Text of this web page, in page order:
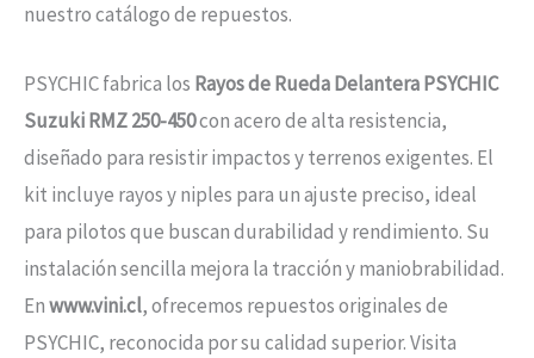
nuestro catálogo de repuestos.
PSYCHIC fabrica los Rayos de Rueda Delantera PSYCHIC
Suzuki RMZ 250-450con acero de alta resistencia,
diseñado para resistir impactos y terrenos exigentes. El
kit incluye rayos y niples para un ajuste preciso, ideal
para pilotos que buscan durabilidad y rendimiento. Su
instalación sencilla mejora la tracción y maniobrabilidad.
Enwww.vini.cl, ofrecemos repuestos originales de
PSYCHIC, reconocida por su calidad superior. Visita